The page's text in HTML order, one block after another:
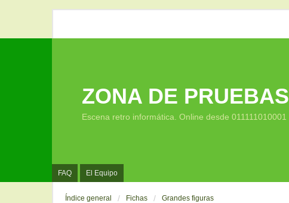
FAQ El Equipo
ZONA DE PRUEBAS
Escena retro informática. Online desde 011111010001
Índice general Fichas Grandes figuras